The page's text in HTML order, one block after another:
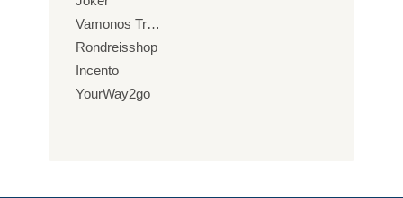
Vamonos Travels
Rondreisshop
Incento
YourWay2go